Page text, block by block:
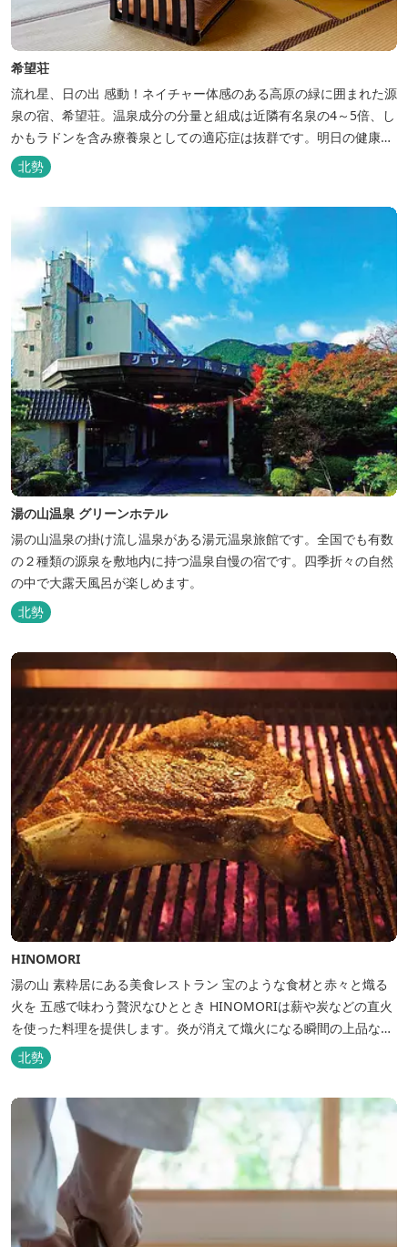
希望荘
流れ星、日の出 感動！ネイチャー体感のある高原の緑に囲まれた源
泉の宿、希望荘。温泉成分の分量と組成は近隣有名泉の4～5倍、し
かもラドンを含み療養泉としての適応症は抜群です。明日の健康
に、ご宿泊はもちろん日帰り入浴もお気軽にお立ち寄り下さい。 熱
気浴ラドンの泉も新たにオープン！ぜひご利用ください。
北勢
湯の山温泉 グリーンホテル
湯の山温泉の掛け流し温泉がある湯元温泉旅館です。全国でも有数
の２種類の源泉を敷地内に持つ温泉自慢の宿です。四季折々の自然
の中で大露天風呂が楽しめます。
北勢
HINOMORI
湯の山 素粋居にある美食レストラン 宝のような食材と赤々と熾る
火を 五感で味わう贅沢なひととき HINOMORIは薪や炭などの直火
を使った料理を提供します。炎が消えて熾火になる瞬間の上品な香
りを海産物にまとわせたり、熟成させた上質な牛肉を塊でじっくり
とローストしたり。炎が生み出す味わいの繊細さと豪快さをコース
でお楽しみください。料理監修は、フランスで活躍するシェフ・手
島竜司。探...
北勢